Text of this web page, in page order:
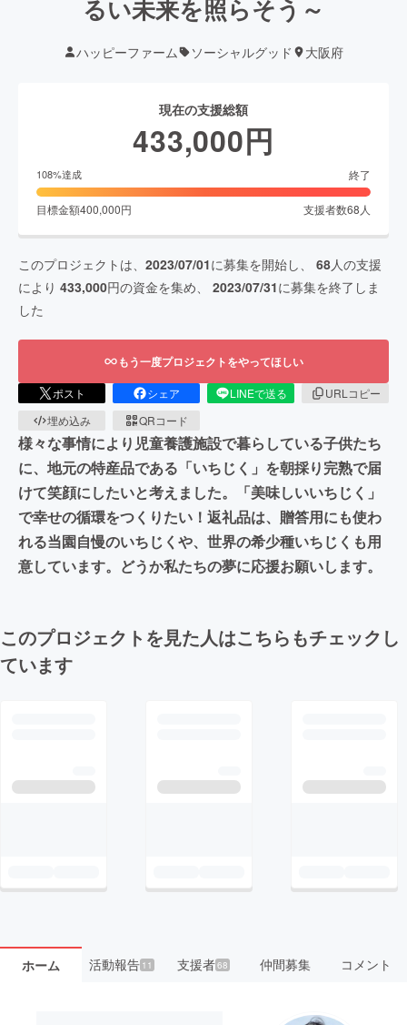
るい未来を照らそう～
ハッピーファーム ソーシャルグッド 大阪府
現在の支援総額
433,000円
108%達成 終了
目標金額400,000円 支援者数68 人
このプロジェクトは、 2023/07/01に募集を開始し、 68人の支援
により 433,000円の資金を集め、 2023/07/31に募集を終了しま
した
もう一度プロジェクトをやってほしい
ポスト シェア LINEで送る
URLコピー
埋め込み
QRコード
様々な事情により児童養護施設で暮らしている子供たち
に、地元の特産品である「いちじく」を朝採り完熟で届
けて笑顔にしたいと考えました。「美味しいいちじく」
で幸せの循環をつくりたい！返礼品は、贈答用にも使わ
れる当園自慢のいちじくや、世界の希少種いちじくも用
意しています。どうか私たちの夢に応援お願いします。
このプロジェクトを見た人はこちらもチェックし
ています
ホーム 活動報告11 支援者68 仲間募集 コメント